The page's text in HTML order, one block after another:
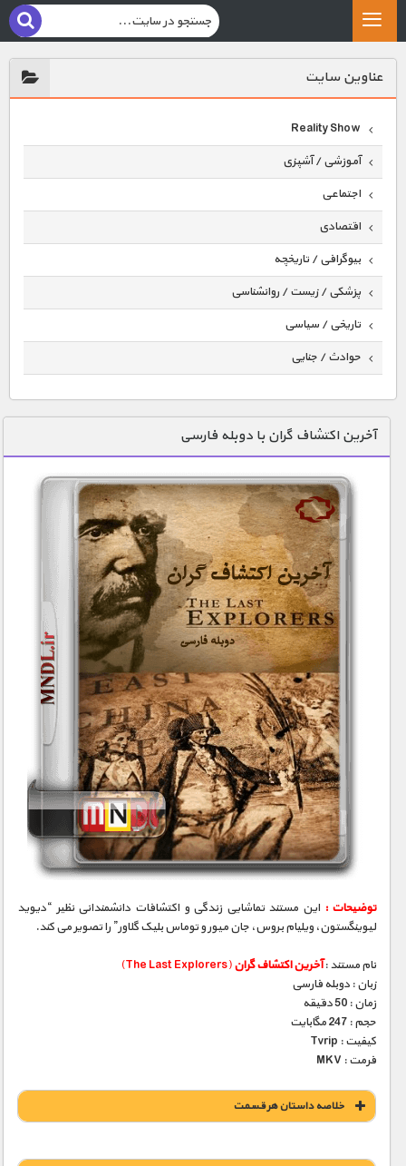
عناوين سايت
Reality Show
آموزشی / آشپزی
اجتماعی
اقتصادی
بیوگرافی / تاریخچه
پزشکی / زیست / روانشناسی
تاریخی / سیاسی
حوادث / جنایی
دنیای خوراکی ها
زمین شناسی / محیط زیست
سازه/ معماری/ مهندسی
سرگرمی
شناخت کودکان
طبیعت
علم و فناوری
فرهنگ / هنر
کیهان / نجوم
گردشگری
ماورایی
مسابقات / ورزشی
مستند های اختصاصی
آخرین اکتشاف گران با دوبله فارسی
توضیحات :این مستند تماشایی زندگی و اکتشافات دانشمندانی نظیر “دیوید
لیوینگستون، ویلیام بروس، جان میور و توماس بلیک گلاور” را تصویر می کند.
نام مستند :آخرین اکتشاف گران(The Last Explorers)
زبان : دوبله فارسی
زمان : 50 دقیقه
حجم : 247 مگابایت
کیفیت : Tvrip
فرمت : MKV
خلاصه داستان هر قسمت